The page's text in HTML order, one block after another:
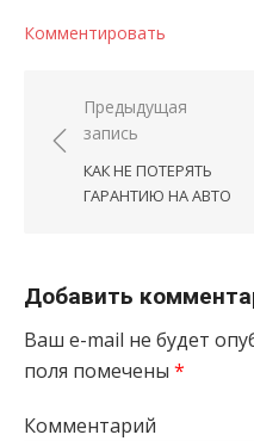
Комментировать
Навигация
Предыдущая
запись
КАК НЕ ПОТЕРЯТЬ
ГАРАНТИЮ НА АВТО
Добавить
Ваш e-mail не будет
поля помечены *
Комментарий